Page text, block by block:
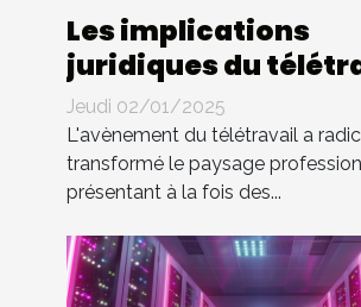
Les implications
juridiques du
droits et devoirs des
employés
Jeudi 02/01/2025
L'avènement du télétravail a
transformé le paysage
présentant à la fois des...